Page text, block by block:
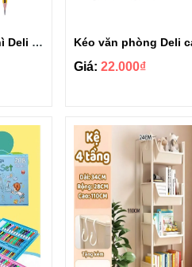
Hộp 12 cây bút chì Deli 2B/HB có đầu tẩy EC004
Giá:22.000₫